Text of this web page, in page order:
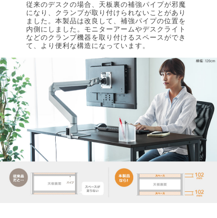
従来のデスクの場合、天板裏の補強パイプが邪魔
になり、クランプが取り付けられないことがあり
ました。本製品は改良して、補強パイプの位置を
内側にしました。モニターアームやデスクライト
などのクランプ機器を取り付けるスペースができ
て、より便利な構造になっています。